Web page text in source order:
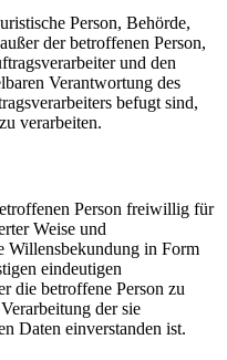
Person, Behörde,
der betroffenen Person,
und den
Verantwortung des
befugt sind,
verarbeiten.
Person freiwillig für
Weise und
Willensbekundung in Form
eindeutigen
die betroffene Person zu
der sie
Daten einverstanden ist.